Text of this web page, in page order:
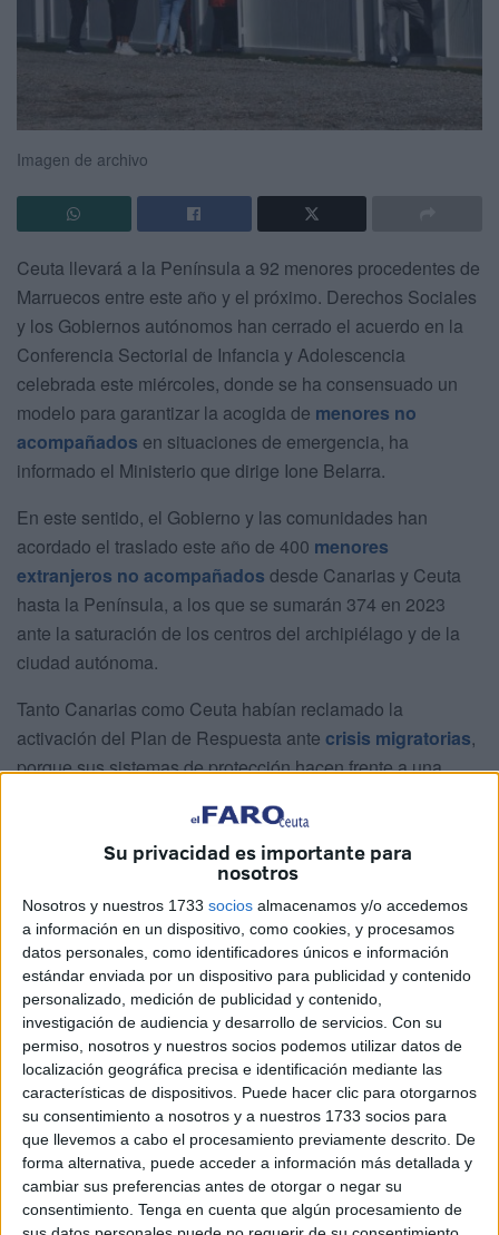
Su privacidad es importante para
nosotros
Nosotros y nuestros 1733 socios almacenamos y/o accedemos
a información en un dispositivo, como cookies, y procesamos
datos personales, como identificadores únicos e información
estándar enviada por un dispositivo para publicidad y contenido
personalizado, medición de publicidad y contenido,
investigación de audiencia y desarrollo de servicios. Con su
permiso, nosotros y nuestros socios podemos utilizar datos de
localización geográfica precisa e identificación mediante las
características de dispositivos. Puede hacer clic para otorgarnos
su consentimiento a nosotros y a nuestros 1733 socios para
que llevemos a cabo el procesamiento previamente descrito. De
forma alternativa, puede acceder a información más detallada y
cambiar sus preferencias antes de otorgar o negar su
consentimiento. Tenga en cuenta que algún procesamiento de
Imagen de archivo
Ceuta llevará a la Península a 92 menores procedentes de
Marruecos entre este año y el próximo. Derechos Sociales
y los Gobiernos autónomos han cerrado el acuerdo en la
Conferencia Sectorial de Infancia y Adolescencia
celebrada este miércoles, donde se ha consensuado un
modelo para garantizar la acogida de menores no
acompañados en situaciones de emergencia, ha
informado el Ministerio que dirige Ione Belarra.
En este sentido, el Gobierno y las comunidades han
acordado el traslado este año de 400 menores
extranjeros no acompañados desde Canarias y Ceuta
hasta la Península, a los que se sumarán 374 en 2023
ante la saturación de los centros del archipiélago y de la
ciudad autónoma.
Tanto Canarias como Ceuta habían reclamado la
activación del Plan de Respuesta ante crisis migratorias,
porque sus sistemas de protección hacen frente a una
1.363 menores por parte de Canarias y de 182 por parte de
Ceuta. El Plan establece que la comunidad receptora de
los menores debe asumir entre un 25% y un 50% de la
sobreocupación, y además Canarias, Ceuta y Melilla ya
han recibido 15 millones de euros este año para atender a
los menores inmigrantes no acompañados, se recuerda en
el documento aprobado.
Hay que recordar además queesta misma mañana el
Ministerio de Derechos Sociales anuncióque fijaría en
132 el máximo de menores extranjeros no acompañados
que tiene capacidad para acoger y atender Ceuta. Los
criterios establecidos en los documentos con los que
trabaja elGobierno centralparten de que laCiudad
Autónomapuede tutelar en condiciones idóneas a 88